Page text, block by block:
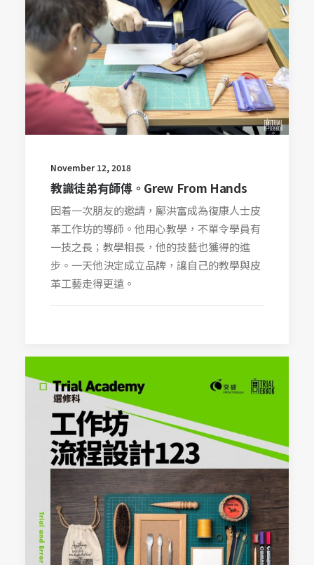
November 12, 2018
教識徒弟有師傅。Grew From Hands
因着一次朋友的邀請，鄺洪富成為復康人士皮
革工作坊的導師。他用心教學，不單令學員有
一技之長；教學相長，他的技藝也獲得的進
步。一天他決定成立品牌，讓自己的教學與皮
革工藝走得更遠。